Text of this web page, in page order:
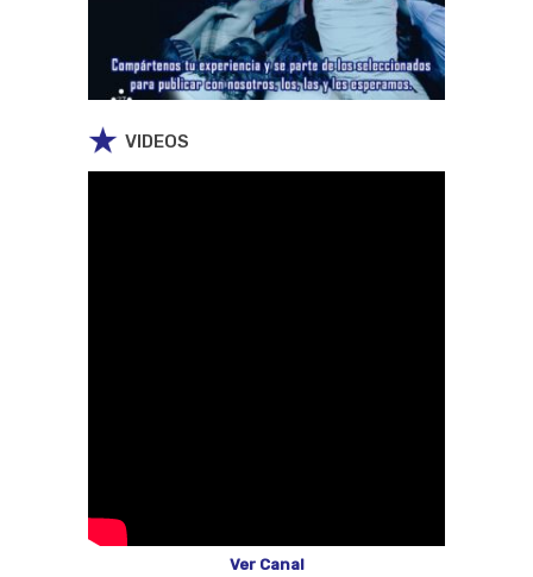
VIDEOS
Ver Canal